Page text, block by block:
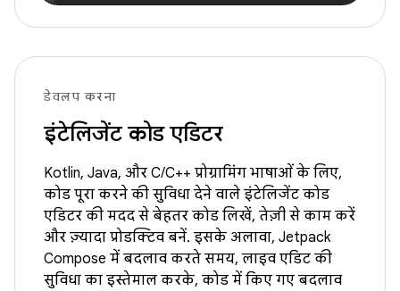
डेवलप करना
इंटेलिजेंट कोड एडिटर
Kotlin, Java, और C/C++ प्रोग्रामिंग भाषाओं के लिए,
कोड पूरा करने की सुविधा देने वाले इंटेलिजेंट कोड
एडिटर की मदद से बेहतर कोड लिखें, तेज़ी से काम करें
और ज़्यादा प्रोडक्टिव बनें. इसके अलावा, Jetpack
Compose में बदलाव करते समय, लाइव एडिट की
सुविधा का इस्तेमाल करके, कोड में किए गए बदलाव